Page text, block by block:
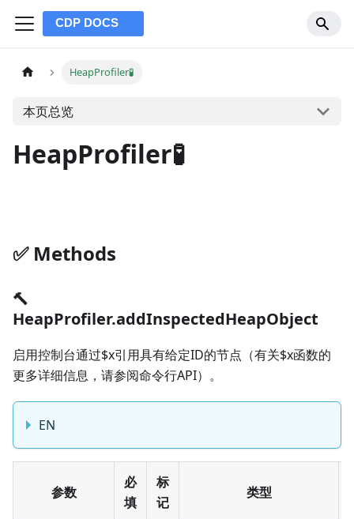
HeapProfiler🧪
本页总览
HeapProfiler🧪
✅️️ Methods
🔨
HeapProfiler.addInspectedHeapObject
启用控制台通过$x引用具有给定ID的节点（有关$x函数的
更多详细信息，请参阅命令行API）。
EN
参数
必
填
标
记
类型